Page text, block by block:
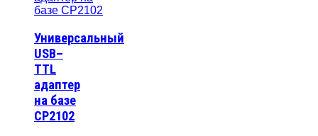
Универсальный
USB–
TTL
адаптер
на базе
CP2102